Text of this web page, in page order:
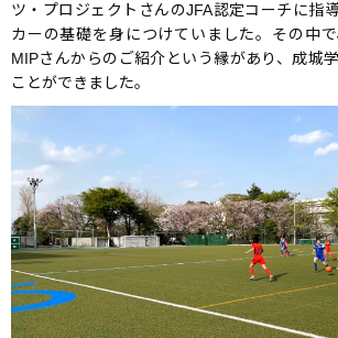
ツ・プロジェクトさんのJFA認定コーチに指
カーの基礎を身につけていました。その中で
MIPさんからのご紹介という縁があり、成城
ことができました。